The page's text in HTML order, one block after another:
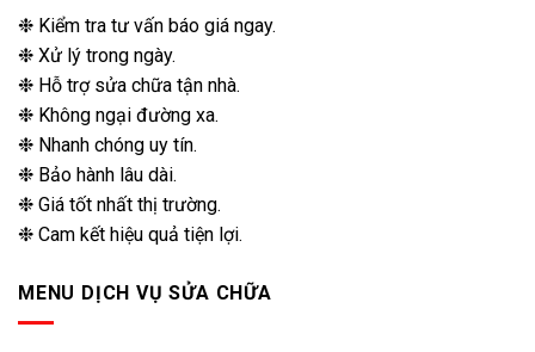
❉ Kiểm tra tư vấn báo giá ngay.
❉ Xử lý trong ngày.
❉ Hỗ trợ sửa chữa tận nhà.
❉ Không ngại đường xa.
❉ Nhanh chóng uy tín.
❉ Bảo hành lâu dài.
❉ Giá tốt nhất thị trường.
❉ Cam kết hiệu quả tiện lợi.
MENU DỊCH VỤ SỬA CHỮA